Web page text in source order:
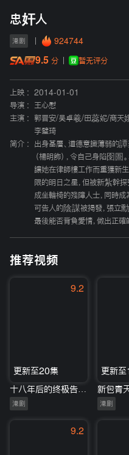
忠奸人
港剧 924744
9.5 分 暂无评分
上映 :
2014-01-01
导演 :
王心慰
主演 :
郭晋安/吴卓羲/田蕊妮/商天
李璧琦
简介 :
出身基層、道德意識薄弱的
（楊明飾），令自己身陷囹圄
讓她在律師樓工作而重獲新
限的明日之星，但被新紮幹
成坐輪椅的殘障人士，同時
可告人的陰謀被揭發，張立
最後能否背負愛情，做出正確
推荐视频
9.2
更新至20集
港剧
更新
新包青
港剧
9.2